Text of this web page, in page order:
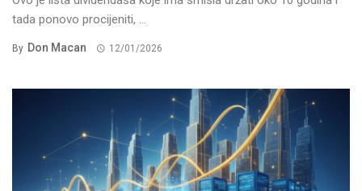
tada ponovo procijeniti, ...
By Don Macan 12/01/2026